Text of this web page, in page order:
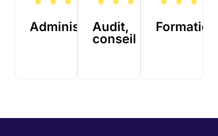
Administration
Audit,
conseil
Formation